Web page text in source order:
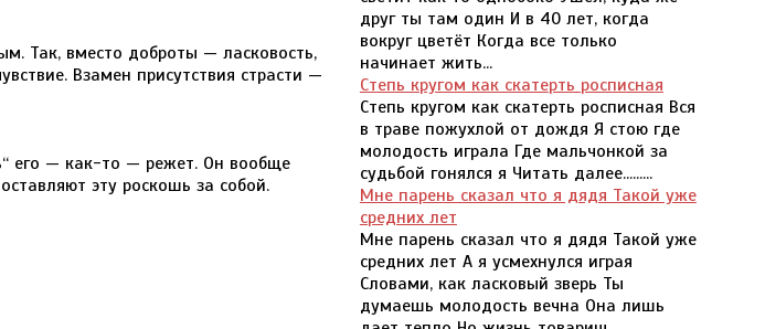
Так, вместо доброты — ласковость,
Взамен присутствия страсти —
его — как-то — режет. Он вообще
эту роскошь за собой.
друг ты там один И в 40 лет, когда
вокруг цветёт Когда все только
начинает жить...
Степь кругом как скатерть росписная
Степь кругом как скатерть росписная Вся
в траве пожухлой от дождя Я стою где
молодость играла Где мальчонкой за
судьбой гонялся я Читать далее.........
Мне парень сказал что я дядя Такой уже
средних лет
Мне парень сказал что я дядя Такой уже
средних лет А я усмехнулся играя
Словами, как ласковый зверь Ты
думаешь молодость вечна Она лишь